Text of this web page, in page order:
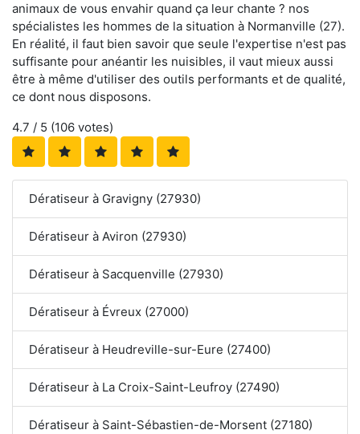
animaux de vous envahir quand ça leur chante ? nos
spécialistes les hommes de la situation à Normanville (27).
En réalité, il faut bien savoir que seule l'expertise n'est pas
suffisante pour anéantir les nuisibles, il vaut mieux aussi
être à même d'utiliser des outils performants et de qualité,
ce dont nous disposons.
4.7 / 5 (106 votes)
Dératiseur à Gravigny (27930)
Dératiseur à Aviron (27930)
Dératiseur à Sacquenville (27930)
Dératiseur à Évreux (27000)
Dératiseur à Heudreville-sur-Eure (27400)
Dératiseur à La Croix-Saint-Leufroy (27490)
Dératiseur à Saint-Sébastien-de-Morsent (27180)